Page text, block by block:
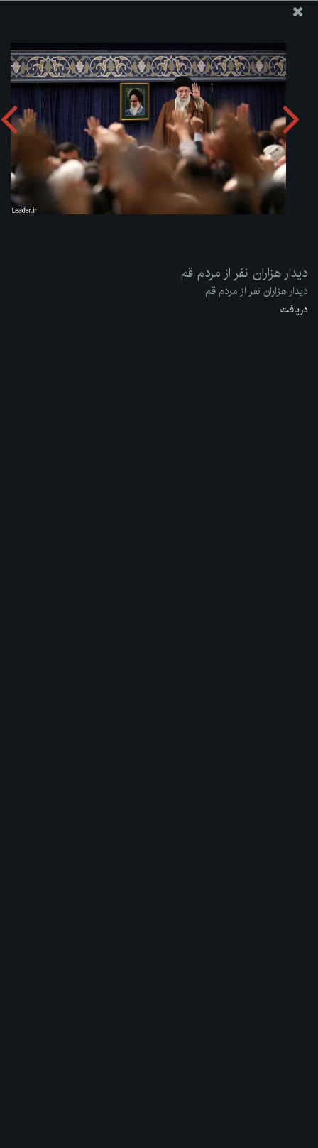
ارسال نامه
وجوهات
دیدار هزاران نفر از مردم قم دریافت آلبوم:zip
دیدار هزاران نفر از مردم قم
دیدار هزاران نفر از مردم قم
دریافت